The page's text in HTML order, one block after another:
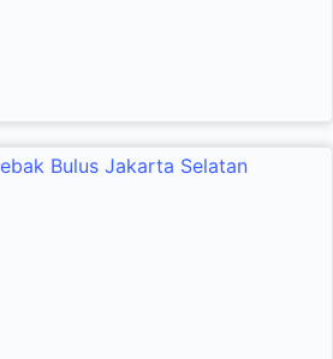
Bulus Jakarta Selatan